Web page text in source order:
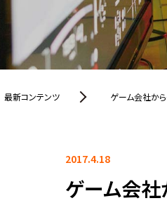
最新コンテンツ ゲーム会社か
2017.4.18
ゲーム会